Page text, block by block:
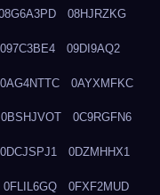
08HJRZKG
097C3BE4 09DI9AQ2
0AG4NTTC 0AYXMFKC
0BSHJVOT 0C9RGFN6
0DCJSPJ1 0DZMHHX1
0FLIL6GQ 0FXF2MUD